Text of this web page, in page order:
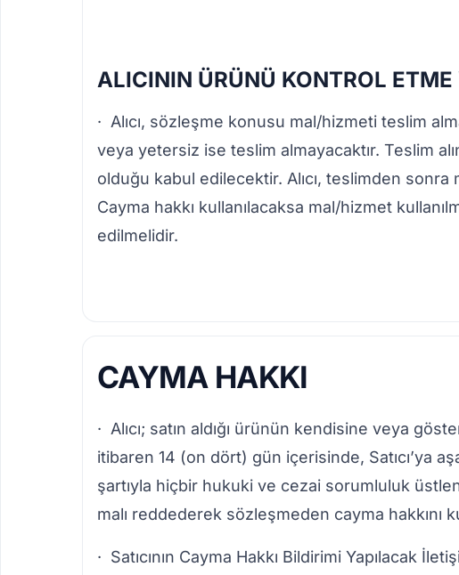
ALICININ ÜRÜNÜ KONTROL
· Alıcı, sözleşme konusu mal/hizmeti teslim
veya yetersiz ise teslim almayacaktır. Teslim
olduğu kabul edilecektir. Alıcı, teslimden
Cayma hakkı kullanılacaksa mal/hizmet
edilmelidir.
CAYMA HAKKI
· Alıcı; satın aldığı ürünün kendisine veya
itibaren 14 (on dört) gün içerisinde, Satıcı’ya
şartıyla hiçbir hukuki ve cezai sorumluluk
malı reddederek sözleşmeden cayma hakkını
· Satıcının Cayma Hakkı Bildirimi Yapılacak